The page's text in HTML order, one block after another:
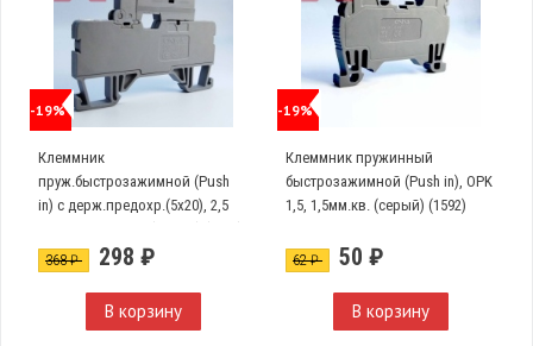
-19%
Клеммник
пруж.быстрозажимной (Push
in) с держ.предохр.(5х20), 2,5
мм.кв., OPK 2,5S; (серый) (2482)
368 ₽ 298 ₽
В корзину
-19%
Клеммник пружинный
быстрозажимной (Push in), OPK
1,5, 1,5мм.кв. (серый) (1592)
62 ₽ 50 ₽
В корзину